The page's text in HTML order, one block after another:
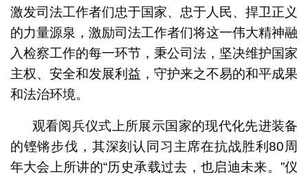
激发司法工作者们忠于国家、忠于人民、捍卫正义
的力量源泉，激励司法工作者们将这一伟大精神融
入检察工作的每一环节，秉公司法，坚决维护国家
主权、安全和发展利益，守护来之不易的和平成果
和法治环境。
观看阅兵仪式上所展示国家的现代化先进装备
的铿锵步伐，其深刻认同习主席在抗战胜利80周
年大会上所讲的“历史承载过去，也启迪未来。”仪